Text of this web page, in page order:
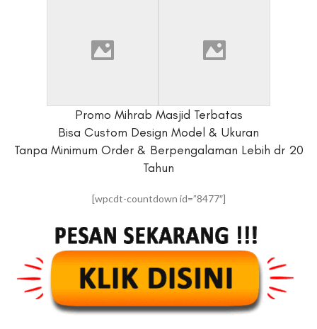
Promo Mihrab Masjid Terbatas
Bisa Custom Design Model & Ukuran
Tanpa Minimum Order & Berpengalaman Lebih dr 20
Tahun
[wpcdt-countdown id=”8477″]